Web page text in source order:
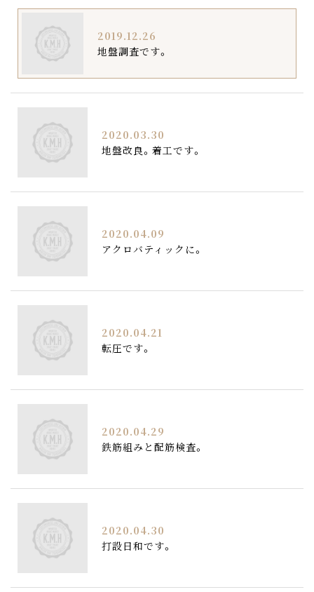
2019.12.26
地盤調査です。
2020.03.30
地盤改良。着工です。
2020.04.09
アクロバティックに。
2020.04.21
転圧です。
2020.04.29
鉄筋組みと配筋検査。
2020.04.30
打設日和です。